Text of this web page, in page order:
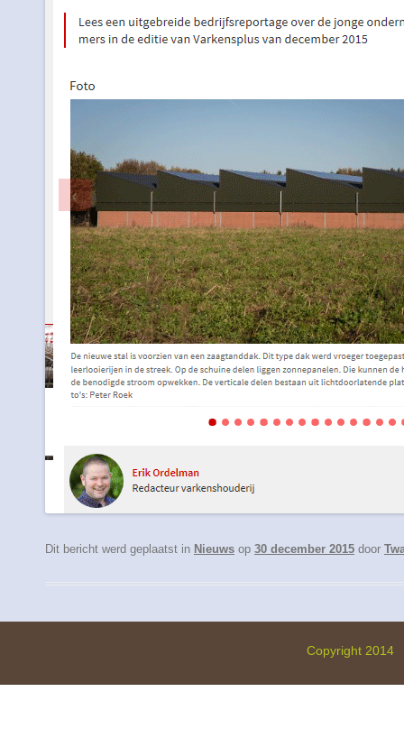
Dit bericht werd geplaatst in Nieuws op 30 december 2015 door
Copyright 2014